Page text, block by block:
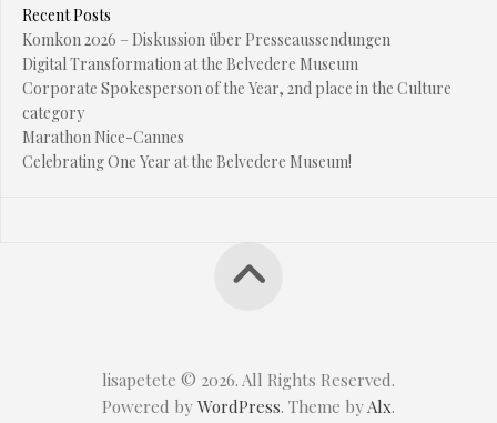
Recent Posts
Komkon 2026 – Diskussion über Presseaussendungen
Digital Transformation at the Belvedere Museum
Corporate Spokesperson of the Year, 2nd place in the Culture
category
Marathon Nice-Cannes
Celebrating One Year at the Belvedere Museum!
lisapetete © 2026. All Rights Reserved.
Powered by WordPress. Theme byAlx.